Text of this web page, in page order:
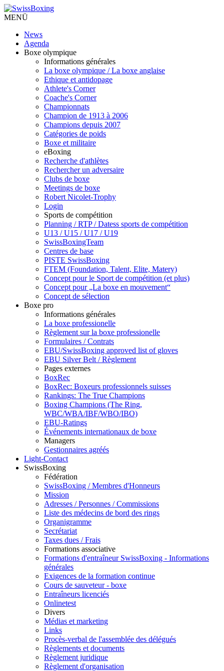
MENÜ
News
Agenda
Boxe olympique
Informations générales
La boxe olympique / La boxe anglaise
Ethique et antidopage
Athlete's Corner
Coache's Corner
Championnats
Champion de 1913 à 2006
Champions depuis 2007
Catégories de poids
Boxe et militaire
eBoxing
Recherche d'athlètes
Rechercher un adversaire
Clubs de boxe
Meetings de boxe
Robert Nicolet-Trophy
Login
Sports de compétition
Planning / RTP / Datess sports de compétition
U13 / U15 / U17 / U19
SwissBoxingTeam
Centres de base
PISTE SwissBoxing
FTEM (Foundation, Talent, Elite, Matery)
Concept pour le Sport de compétition (et plus)
Concept pour „La boxe en mouvement“
Concept de sélection
Boxe pro
Informations générales
La boxe professionelle
Règlement sur la boxe professionelle
Formulaires / Contrats
EBU/SwissBoxing approved list of gloves
EBU Silver Belt / Règlement
Pages externes
BoxRec
BoxRec: Boxeurs professionnels suisses
Rankings: The True Champions
Boxing Champions (The Ring,
WBC/WBA/IBF/WBO/IBO)
EBU-Ratings
Événements internationaux de boxe
Managers
Gestionnaires agréés
Light-Contact
SwissBoxing
Fédération
SwissBoxing / Membres d'Honneurs
Mission
Adresses / Personnes / Commissions
Liste des médecins de bord des rings
Organigramme
Secrétariat
Taxes dues / Frais
Formations associative
Formations d'entraîneur SwissBoxing - Informations
générales
Exigences de la formation continue
Cours de sauveteur - boxe
Entraîneurs licenciés
Onlinetest
Divers
Médias et marketing
Links
Procès-verbal de l'assemblée des délégués
Règlements et documents
Règlement juridique
Règlement d'organisation